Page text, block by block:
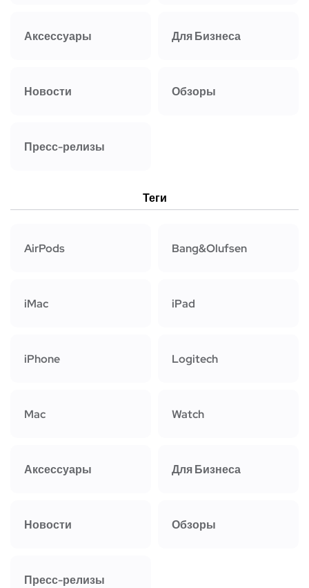
Аксессуары Для Бизнеса
Новости Обзоры
Пресс-релизы
Теги
AirPods Bang&Olufsen
iMac iPad
iPhone Logitech
Mac Watch
Аксессуары Для Бизнеса
Новости Обзоры
Пресс-релизы